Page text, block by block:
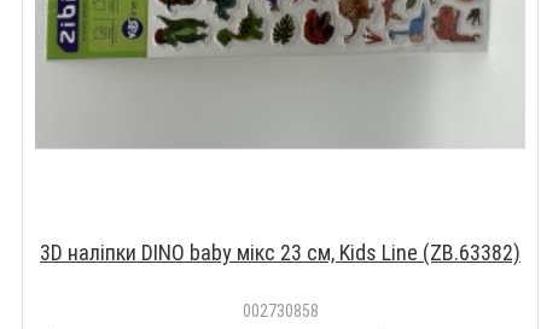
3D наліпки DINO baby мікс 23 см, Kids Line (ZB.63382)
002730858